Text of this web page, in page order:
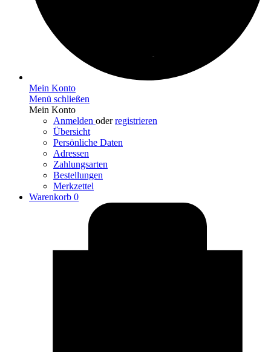
Mein Konto
Menü schließen
Mein Konto
Anmelden oderregistrieren
Übersicht
Persönliche Daten
Adressen
Zahlungsarten
Bestellungen
Merkzettel
Warenkorb 0